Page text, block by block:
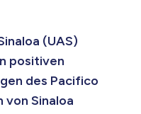
(UAS)
positiven
des Pacifico
Sinaloa